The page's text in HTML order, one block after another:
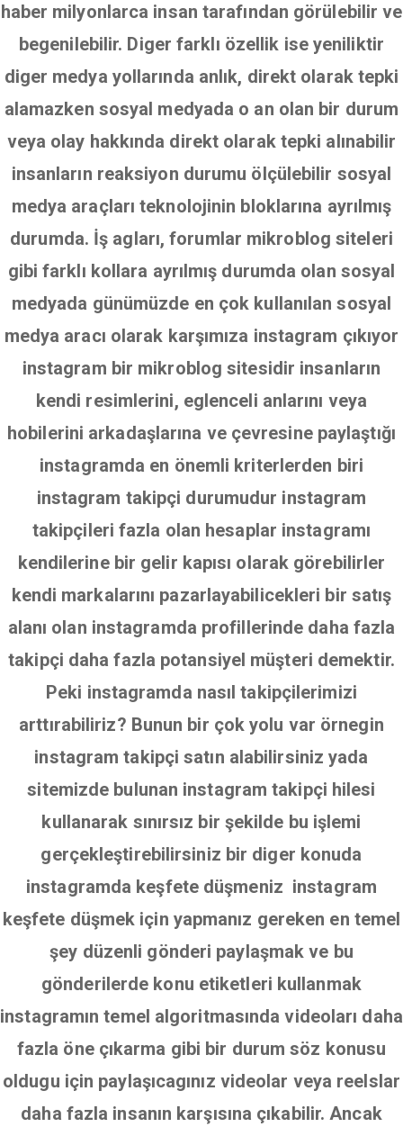
haber milyonlarca insan tarafından görülebilir ve
begenilebilir. Diger farklı özellik ise yeniliktir
diger medya yollarında anlık, direkt olarak tepki
alamazken sosyal medyada o an olan bir durum
veya olay hakkında direkt olarak tepki alınabilir
insanların reaksiyon durumu ölçülebilir sosyal
medya araçları teknolojinin bloklarına ayrılmış
durumda. İş agları, forumlar mikroblog siteleri
gibi farklı kollara ayrılmış durumda olan sosyal
medyada günümüzde en çok kullanılan sosyal
medya aracı olarak karşımıza instagram çıkıyor
instagram bir mikroblog sitesidir insanların
kendi resimlerini, eglenceli anlarını veya
hobilerini arkadaşlarına ve çevresine paylaştığı
instagramda en önemli kriterlerden biri
instagram takipçi durumudur instagram
takipçileri fazla olan hesaplar instagramı
kendilerine bir gelir kapısı olarak görebilirler
kendi markalarını pazarlayabilicekleri bir satış
alanı olan instagramda profillerinde daha fazla
takipçi daha fazla potansiyel müşteri demektir.
Peki instagramda nasıl takipçilerimizi
arttırabiliriz? Bunun bir çok yolu var örnegin
instagram takipçi satın alabilirsiniz yada
sitemizde bulunan instagram takipçi hilesi
kullanarak sınırsız bir şekilde bu işlemi
gerçekleştirebilirsiniz bir diger konuda
instagramda keşfete düşmeniz instagram
keşfete düşmek için yapmanız gereken en temel
şey düzenli gönderi paylaşmak ve bu
gönderilerde konu etiketleri kullanmak
instagramın temel algoritmasında videoları daha
fazla öne çıkarma gibi bir durum söz konusu
oldugu için paylaşıcagınız videolar veya reelslar
daha fazla insanın karşısına çıkabilir. Ancak